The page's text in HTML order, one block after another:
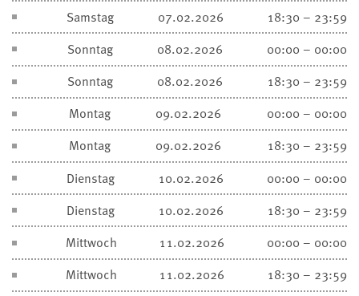
Samstag
07.02.2026
18:30 – 23:59
Sonntag
08.02.2026
00:00 – 00:00
Sonntag
08.02.2026
18:30 – 23:59
Montag
09.02.2026
00:00 – 00:00
Montag
09.02.2026
18:30 – 23:59
Dienstag
10.02.2026
00:00 – 00:00
Dienstag
10.02.2026
18:30 – 23:59
Mittwoch
11.02.2026
00:00 – 00:00
Mittwoch
11.02.2026
18:30 – 23:59